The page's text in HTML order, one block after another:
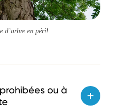
d’arbre en péril
ou à